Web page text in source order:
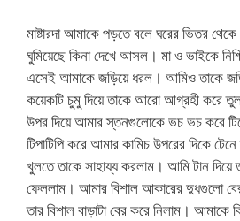
মাষ্টারদা আমাকে পড়তে বলে ঘরের ভিতর
ঘুমিয়েছে কিনা দেখে আসল। মা ও ভাইকে
এসেই আমাকে জড়িয়ে ধরল। আমিও তাকে
কয়েকটি চুমু দিয়ে তাকে আরো আগ্রহী করে
উপর দিয়ে আমার স্তনগুলোকে ভচ ভচ করে
টিপাটিপি করে আমার কামিচ উপরের দিকে
খুলতে তাকে সাহায্য করলাম। আমি টান দিয়ে
ফেললাম। আমার বিশাল আকারের দুধগুলো
তার বিশাল বাড়াটা বের করে নিলাম। আমাকে